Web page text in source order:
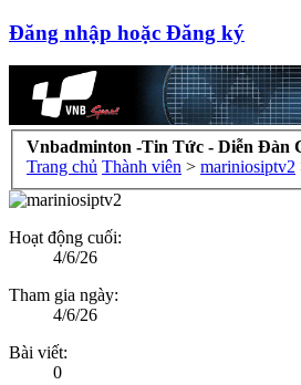
Đăng nhập hoặc Đăng ký
Vnbadminton -Tin Tức - Diễn Đàn
Trang chủ Thành viên > mariniosiptv2
Hoạt động cuối:
4/6/26
Tham gia ngày:
4/6/26
Bài viết:
0